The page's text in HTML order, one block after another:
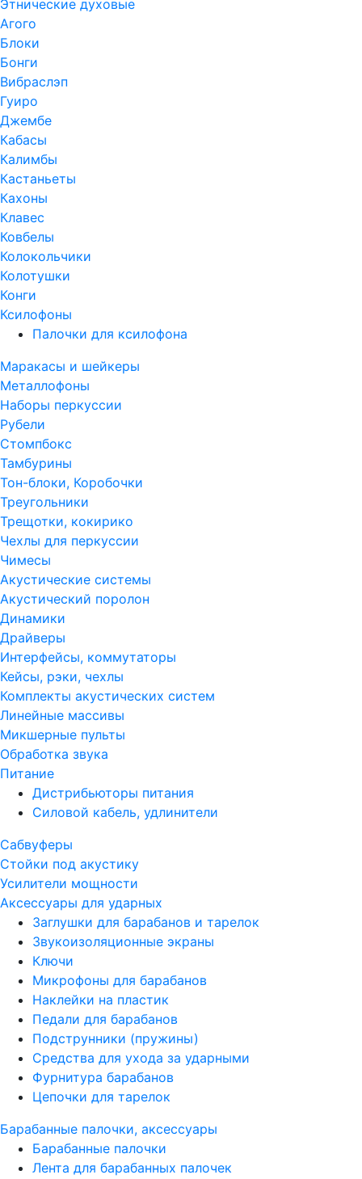
Этнические духовые
Агого
Блоки
Бонги
Вибраслэп
Гуиро
Джембе
Кабасы
Калимбы
Кастаньеты
Кахоны
Клавес
Ковбелы
Колокольчики
Колотушки
Конги
Ксилофоны
Палочки для ксилофона
Маракасы и шейкеры
Металлофоны
Наборы перкуссии
Рубели
Стомпбокс
Тамбурины
Тон-блоки, Коробочки
Треугольники
Трещотки, кокирико
Чехлы для перкуссии
Чимесы
Акустические системы
Акустический поролон
Динамики
Драйверы
Интерфейсы, коммутаторы
Кейсы, рэки, чехлы
Комплекты акустических систем
Линейные массивы
Микшерные пульты
Обработка звука
Питание
Дистрибьюторы питания
Силовой кабель, удлинители
Сабвуферы
Стойки под акустику
Усилители мощности
Аксессуары для ударных
Заглушки для барабанов и тарелок
Звукоизоляционные экраны
Ключи
Микрофоны для барабанов
Наклейки на пластик
Педали для барабанов
Подструнники (пружины)
Средства для ухода за ударными
Фурнитура барабанов
Цепочки для тарелок
Барабанные палочки, аксессуары
Барабанные палочки
Лента для барабанных палочек